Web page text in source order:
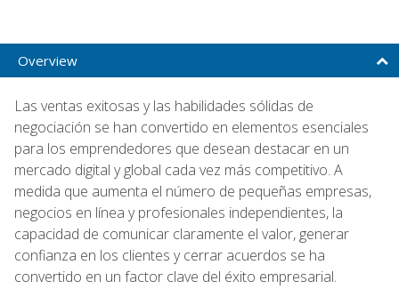
Overview
Las ventas exitosas y las habilidades sólidas de
negociación se han convertido en elementos esenciales
para los emprendedores que desean destacar en un
mercado digital y global cada vez más competitivo. A
medida que aumenta el número de pequeñas empresas,
negocios en línea y profesionales independientes, la
capacidad de comunicar claramente el valor, generar
confianza en los clientes y cerrar acuerdos se ha
convertido en un factor clave del éxito empresarial.